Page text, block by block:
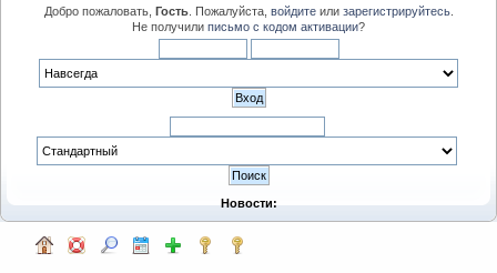
Добро пожаловать, Гость. Пожалуйста, войдитеили зарегистрируйтесь.
Не получили письмо с кодом активации?
Новости: